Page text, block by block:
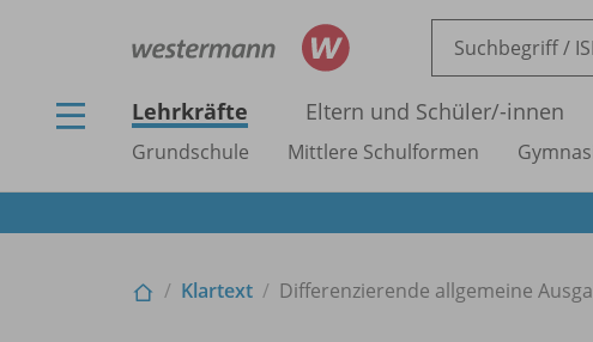
Lehrkräfte Eltern und Schüler/-innen
Grundschule Mittlere Schulformen
Klartext Differenzierende allgemeine